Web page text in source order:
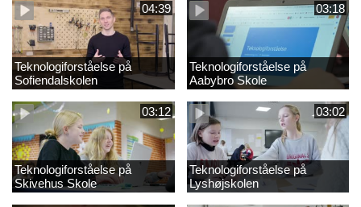
04:39
Teknologiforståelse på
Sofiendalskolen
03:18
Teknologiforståelse på
Aabybro Skole
03:12
Teknologiforståelse på
Skivehus Skole
03:02
Teknologiforståelse på
Lyshøjskolen